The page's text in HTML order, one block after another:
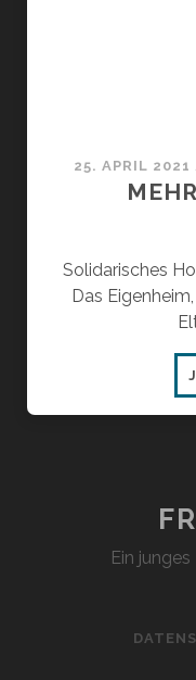
25. APRIL 2021
Solidarisches
Das
Ein